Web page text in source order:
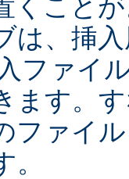
くこと
は、挿
ファイ
ます。
ファイ